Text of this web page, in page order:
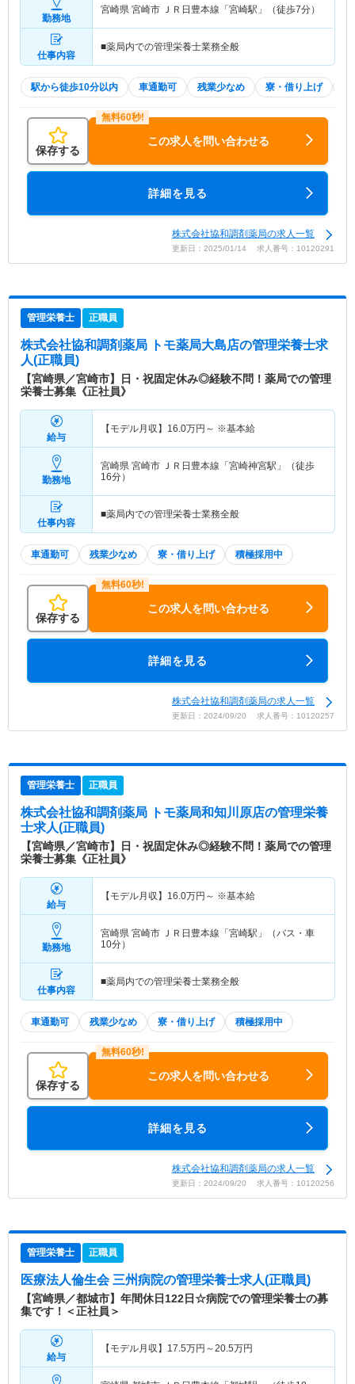
勤務地
宮崎県 宮崎市 ＪＲ日豊本線「宮崎駅」（徒歩7分）
仕事内容
■薬局内での管理栄養士業務全般
駅から徒歩10分以内 車通勤可 残業少なめ 寮・借り上げ
保存する
この求人を問い合わせる
詳細を見る
株式会社協和調剤薬局の求人一覧
更新日：2025/01/14 求人番号：10120291
管理栄養士 正職員
株式会社協和調剤薬局 トモ薬局大島店の管理栄養士求
人(正職員)
【宮崎県／宮崎市】日・祝固定休み◎経験不問！薬局での管理
栄養士募集《正社員》
給与
【モデル月収】 16.0万円～ ※基本給
勤務地
宮崎県 宮崎市 ＪＲ日豊本線「宮崎神宮駅」（徒歩
16分）
仕事内容
■薬局内での管理栄養士業務全般
車通勤可 残業少なめ 寮・借り上げ 積極採用中
保存する
この求人を問い合わせる
詳細を見る
株式会社協和調剤薬局の求人一覧
更新日：2024/09/20 求人番号：10120257
管理栄養士 正職員
株式会社協和調剤薬局 トモ薬局和知川原店の管理栄養
士求人(正職員)
【宮崎県／宮崎市】日・祝固定休み◎経験不問！薬局での管理
栄養士募集《正社員》
給与
【モデル月収】 16.0万円～ ※基本給
勤務地
宮崎県 宮崎市 ＪＲ日豊本線「宮崎駅」（バス・車
10分）
仕事内容
■薬局内での管理栄養士業務全般
車通勤可 残業少なめ 寮・借り上げ 積極採用中
保存する
この求人を問い合わせる
詳細を見る
株式会社協和調剤薬局の求人一覧
更新日：2024/09/20 求人番号：10120256
管理栄養士 正職員
医療法人倫生会 三州病院の管理栄養士求人(正職員)
【宮崎県／都城市】年間休日122日☆病院での管理栄養士の募
集です！＜正社員＞
給与
【モデル月収】 17.5万円～20.5万円